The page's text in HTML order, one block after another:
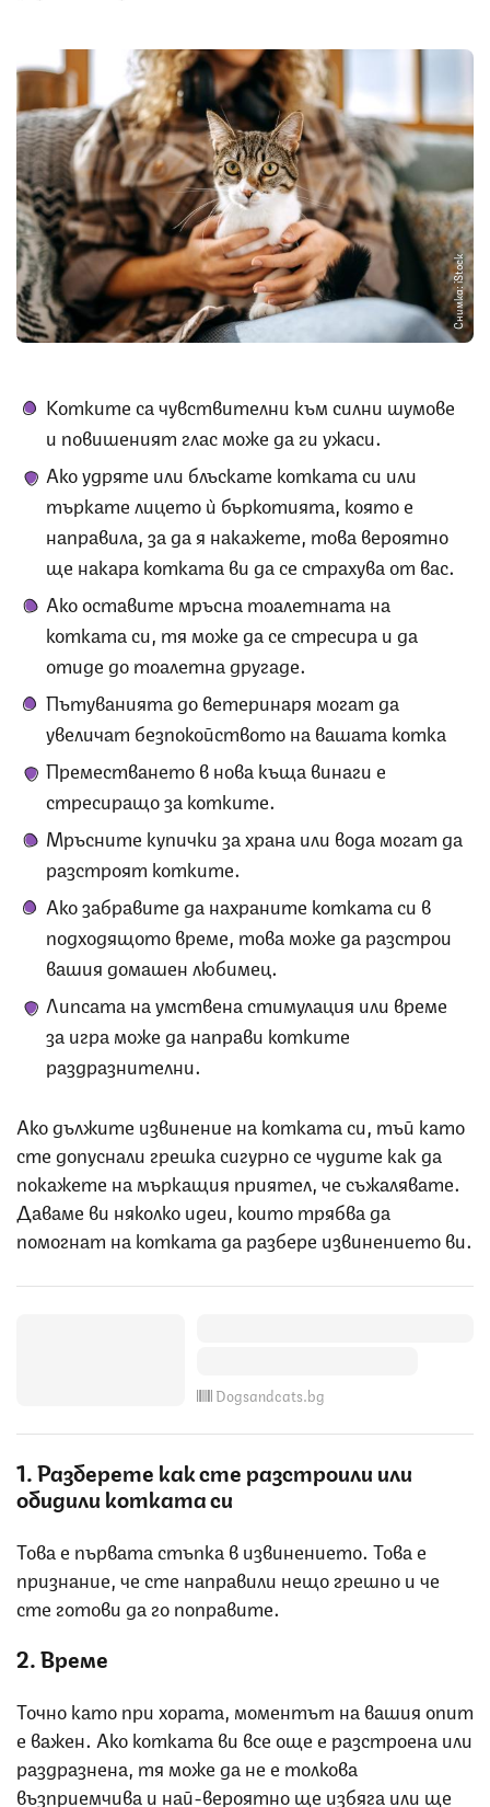
Снимка: iStock
Котките са чувствителни към силни шумове
и повишеният глас може да ги ужаси.
Ако удряте или блъскате котката си или
търкате лицето ѝ бъркотията, която е
направила, за да я накажете, това вероятно
ще накара котката ви да се страхува от вас.
Ако оставите мръсна тоалетната на
котката си, тя може да се стресира и да
отиде до тоалетна другаде.
Пътуванията до ветеринаря могат да
увеличат безпокойството на вашата котка
Преместването в нова къща винаги е
стресиращо за котките.
Мръсните купички за храна или вода могат да
разстроят котките.
Ако забравите да нахраните котката си в
подходящото време, това може да разстрои
вашия домашен любимец.
Липсата на умствена стимулация или време
за игра може да направи котките
раздразнителни.
Ако дължите извинение на котката си, тъй като
сте допуснали грешка сигурно се чудите как да
покажете на мъркащия приятел, че съжалявате.
Даваме ви няколко идеи, които трябва да
помогнат на котката да разбере извинението ви.
Dogsandcats.bg
1. Разберете как сте разстроили или
обидили котката си
Това е първата стъпка в извинението. Това е
признание, че сте направили нещо грешно и че
сте готови да го поправите.
2. Време
Точно като при хората, моментът на вашия опит
е важен. Ако котката ви все още е разстроена или
раздразнена, тя може да не е толкова
възприемчива и най-вероятно ще избяга или ще